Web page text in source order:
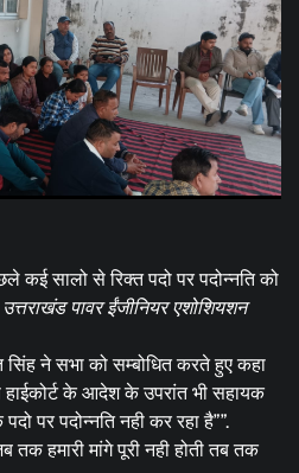
कई सालो से रिक्त पदो पर पदोन्नति को
उत्तराखंड पावर ईंजीनियर एशोशियशन
ने सभा को सम्बोधित करते हुए कहा
के आदेश के उपरांत भी सहायक
पर पदोन्नति नही कर रहा है””.
तक हमारी मांगे पूरी नही होती तब तक